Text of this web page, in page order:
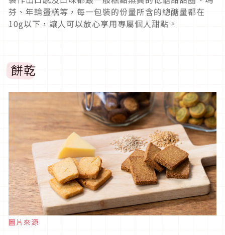
芬、年輪蛋糕等，每一包裝的份量所含的總醣量都在
10g以下，讓人可以放心享用專屬個人甜點。
餅乾
圖片來源